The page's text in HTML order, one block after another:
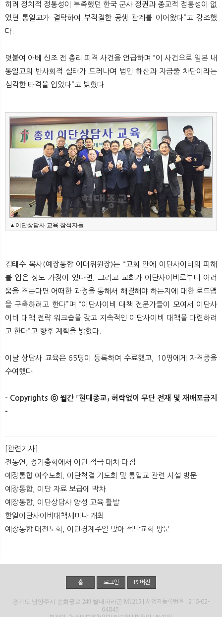
히려 정치적 정통성이 부족했던 한국 군사 정권과 종교적 정통성이 없
었던 통일교가 결탁하여 부적절한 공생 관계를 이어왔다”고 강조했
다.
덧붙여 아베 신조 전 총리 피격 사건을 언급하며 “이 사건으로 일본 내
통일교의 반사회적 실태가 드러나며 법인 해산과 자금줄 차단이라는
심각한 타격을 입었다”고 밝혔다.
▲이단상담사 교육 참석자들
김태수 목사(예장통합 이대위원장)는 “교회 안에 이단사이비의 피해
를 입은 성도 가정이 있다면, 그리고 교회가 이단사이비로부터 어려
움을 겪는다면 어떠한 과정을 통해서 해결해야 하는지에 대한 로드맵
을 구축하려고 한다”며 “이단사이비 대책 전문가들이 모여서 이단사
이비 대책 전략 워크숍을 갖고 지속적인 이단사이비 대책을 마련하려
고 한다”고 향후 계획을 밝혔다.
이날 상담사 교육은 65명이 등록하여 수료했고, 10명에게 자격증을
수여했다.
- Copyrights ⓒ 월간 「현대종교」 허락없이 무단 전재 및 재배포금지
-​
[관련기사]
전동연, 정기총회에서 이단 적극 대처 다짐
예장통합 여수노회, 이단척결 기도회 및 통일교 관련 시설 방문
예장통합, 이단 자료 보급에 박차
예장통합, 이단상담사 양성 교육 활발
한일이단사이비대책세미나 개최
예장통합 대전노회, 이단경계주일 맞아 석막교회 방문
홈 로그인 PC버전
경기도 남양주시 순화궁로 249 별내파라곤 M1215 | 사업자등록번호 : 216-02-
64845